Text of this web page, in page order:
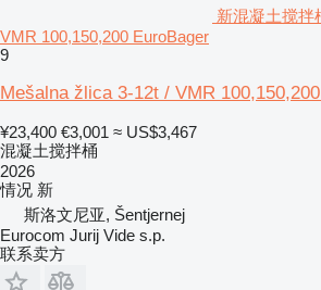
新混凝土搅拌
VMR 100,150,200 EuroBager
9
Mešalna žlica 3-12t / VMR
¥23,400 €3,001 ≈ US$3,467
混凝土搅拌桶
2026
情况 新
斯洛文尼亚, Šentjernej
Eurocom Jurij Vide s.p.
联系卖方